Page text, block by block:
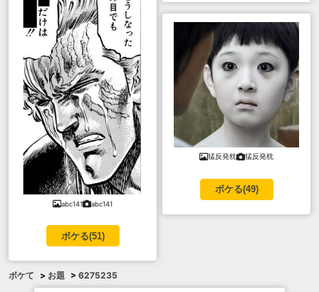
abc141 abc141
ボケる(51)
猛反発枕 猛反発枕
ボケる(49)
ボケて > お題 > 6275235